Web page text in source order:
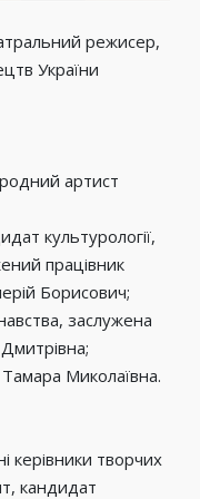
режисер,
України
артист
культурології,
працівник
Борисович;
заслужена
Тамара Миколаївна.
керівники творчих
кандидат